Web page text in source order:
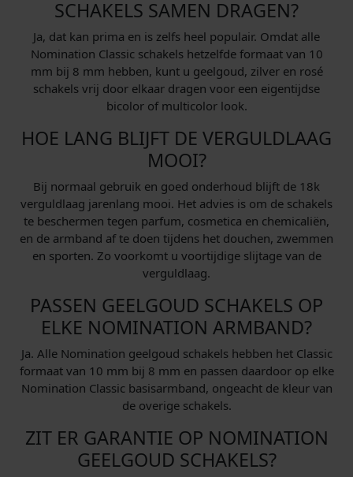
SCHAKELS SAMEN DRAGEN?
Ja, dat kan prima en is zelfs heel populair. Omdat alle
Nomination Classic schakels hetzelfde formaat van 10
mm bij 8 mm hebben, kunt u geelgoud, zilver en rosé
schakels vrij door elkaar dragen voor een eigentijdse
bicolor of multicolor look.
HOE LANG BLIJFT DE VERGULDLAAG
MOOI?
Bij normaal gebruik en goed onderhoud blijft de 18k
verguldlaag jarenlang mooi. Het advies is om de schakels
te beschermen tegen parfum, cosmetica en chemicaliën,
en de armband af te doen tijdens het douchen, zwemmen
en sporten. Zo voorkomt u voortijdige slijtage van de
verguldlaag.
PASSEN GEELGOUD SCHAKELS OP
ELKE NOMINATION ARMBAND?
Ja. Alle Nomination geelgoud schakels hebben het Classic
formaat van 10 mm bij 8 mm en passen daardoor op elke
Nomination Classic basisarmband, ongeacht de kleur van
de overige schakels.
ZIT ER GARANTIE OP NOMINATION
GEELGOUD SCHAKELS?